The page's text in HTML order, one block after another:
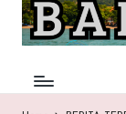
U
S-
B